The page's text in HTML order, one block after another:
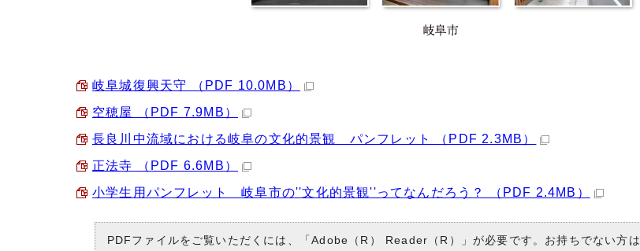
岐阜城復興天守 （PDF 10.0MB）
空穂屋 （PDF 7.9MB）
長良川中流域における岐阜の文化的景観 パンフレット （PDF 2.3MB）
正法寺 （PDF 6.6MB）
小学生用パンフレット 岐阜市の''文化的景観''ってなんだろう？ （PDF 2.4MB）
PDFファイルをご覧いただくには、「Adobe（R） Reader（R）」が必要です。お持ちでない方は